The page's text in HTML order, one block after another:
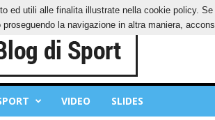
VIDEO SLIDES
utili alle finalita illustrate nella cookie policy.
la navigazione in altra maniera,